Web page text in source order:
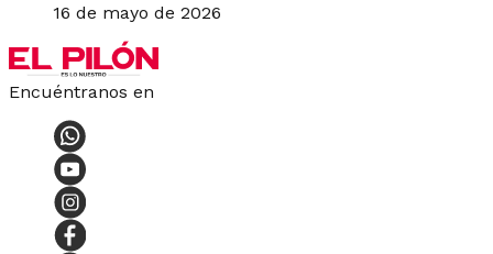
16 de mayo de 2026
Encuéntranos en